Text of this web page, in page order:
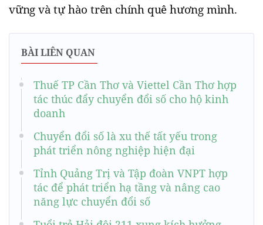
vững và tự hào trên chính quê hương mình.
BÀI LIÊN QUAN
Thuế TP Cần Thơ và Viettel Cần Thơ hợp
tác thúc đẩy chuyển đổi số cho hộ kinh
doanh
Chuyển đổi số là xu thế tất yếu trong
phát triển nông nghiệp hiện đại
Tỉnh Quảng Trị và Tập đoàn VNPT hợp
tác để phát triển hạ tầng và nâng cao
năng lực chuyển đổi số